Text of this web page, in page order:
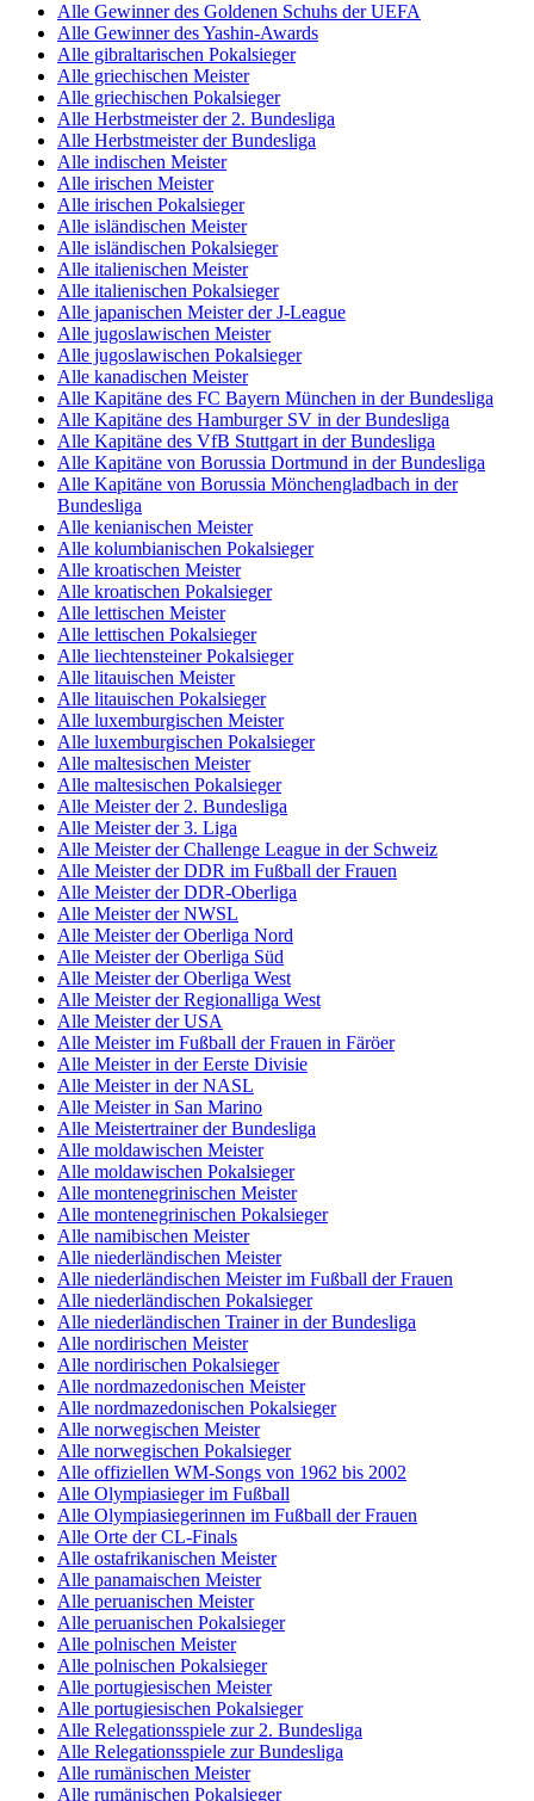
Alle Gewinner des Goldenen Schuhs der UEFA
Alle Gewinner des Yashin-Awards
Alle gibraltarischen Pokalsieger
Alle griechischen Meister
Alle griechischen Pokalsieger
Alle Herbstmeister der 2. Bundesliga
Alle Herbstmeister der Bundesliga
Alle indischen Meister
Alle irischen Meister
Alle irischen Pokalsieger
Alle isländischen Meister
Alle isländischen Pokalsieger
Alle italienischen Meister
Alle italienischen Pokalsieger
Alle japanischen Meister der J-League
Alle jugoslawischen Meister
Alle jugoslawischen Pokalsieger
Alle kanadischen Meister
Alle Kapitäne des FC Bayern München in der Bundesliga
Alle Kapitäne des Hamburger SV in der Bundesliga
Alle Kapitäne des VfB Stuttgart in der Bundesliga
Alle Kapitäne von Borussia Dortmund in der Bundesliga
Alle Kapitäne von Borussia Mönchengladbach in der
Bundesliga
Alle kenianischen Meister
Alle kolumbianischen Pokalsieger
Alle kroatischen Meister
Alle kroatischen Pokalsieger
Alle lettischen Meister
Alle lettischen Pokalsieger
Alle liechtensteiner Pokalsieger
Alle litauischen Meister
Alle litauischen Pokalsieger
Alle luxemburgischen Meister
Alle luxemburgischen Pokalsieger
Alle maltesischen Meister
Alle maltesischen Pokalsieger
Alle Meister der 2. Bundesliga
Alle Meister der 3. Liga
Alle Meister der Challenge League in der Schweiz
Alle Meister der DDR im Fußball der Frauen
Alle Meister der DDR-Oberliga
Alle Meister der NWSL
Alle Meister der Oberliga Nord
Alle Meister der Oberliga Süd
Alle Meister der Oberliga West
Alle Meister der Regionalliga West
Alle Meister der USA
Alle Meister im Fußball der Frauen in Färöer
Alle Meister in der Eerste Divisie
Alle Meister in der NASL
Alle Meister in San Marino
Alle Meistertrainer der Bundesliga
Alle moldawischen Meister
Alle moldawischen Pokalsieger
Alle montenegrinischen Meister
Alle montenegrinischen Pokalsieger
Alle namibischen Meister
Alle niederländischen Meister
Alle niederländischen Meister im Fußball der Frauen
Alle niederländischen Pokalsieger
Alle niederländischen Trainer in der Bundesliga
Alle nordirischen Meister
Alle nordirischen Pokalsieger
Alle nordmazedonischen Meister
Alle nordmazedonischen Pokalsieger
Alle norwegischen Meister
Alle norwegischen Pokalsieger
Alle offiziellen WM-Songs von 1962 bis 2002
Alle Olympiasieger im Fußball
Alle Olympiasiegerinnen im Fußball der Frauen
Alle Orte der CL-Finals
Alle ostafrikanischen Meister
Alle panamaischen Meister
Alle peruanischen Meister
Alle peruanischen Pokalsieger
Alle polnischen Meister
Alle polnischen Pokalsieger
Alle portugiesischen Meister
Alle portugiesischen Pokalsieger
Alle Relegationsspiele zur 2. Bundesliga
Alle Relegationsspiele zur Bundesliga
Alle rumänischen Meister
Alle rumänischen Pokalsieger